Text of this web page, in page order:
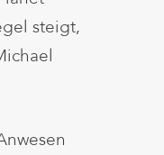
steigt,